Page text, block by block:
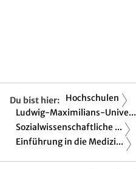
Du bist hier:
Hochschulen
Ludwig-Maximilians-Unive...
Sozialwissenschaftliche ...
Einführung in die Medizi...